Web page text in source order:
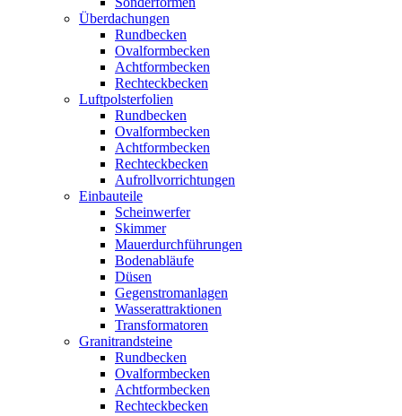
Überdachungen
Rundbecken
Ovalformbecken
Achtformbecken
Rechteckbecken
Luftpolsterfolien
Rundbecken
Ovalformbecken
Achtformbecken
Rechteckbecken
Aufrollvorrichtungen
Einbauteile
Scheinwerfer
Skimmer
Mauerdurchführungen
Bodenabläufe
Düsen
Gegenstromanlagen
Wasserattraktionen
Transformatoren
Granitrandsteine
Rundbecken
Ovalformbecken
Achtformbecken
Rechteckbecken